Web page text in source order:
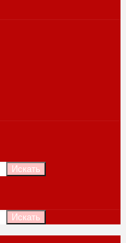
Искать
Искать